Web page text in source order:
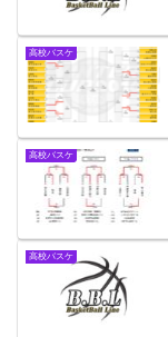
高校バスケ
高校バスケ
高校バスケ